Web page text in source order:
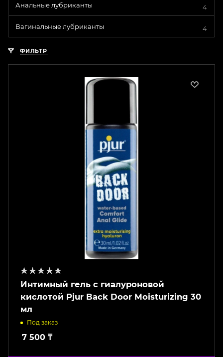
Анальные лубриканты 4
Вагинальные лубриканты 4
ФИЛЬТР
Интимный гель с гиалуроновой
кислотой Pjur Back Door Moisturizing 30
мл
Под заказ
7 500 ₸